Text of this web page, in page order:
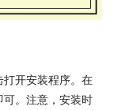
开安装程序。在
。注意，安装时